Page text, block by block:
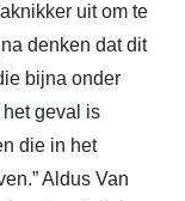
uit om te
denken dat dit
bijna onder
geval is
die in het
Aldus Van